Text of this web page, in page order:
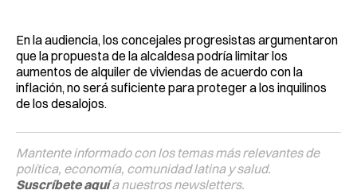
En la audiencia, los concejales progresistas argumentaron
que la propuesta de la alcaldesa podría limitar los
aumentos de alquiler de viviendas de acuerdo con la
inflación, no será suficiente para proteger a los inquilinos
de los desalojos.
Mantente informado con los temas más relevantes de
política, economía, comunidad latina y salud.
Suscríbete aquía nuestros newsletters.